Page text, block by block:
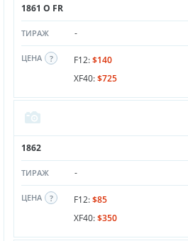
1861 O FR
ТИРАЖ -
ЦЕНА F12:$140
XF40:$725
1862
ТИРАЖ -
ЦЕНА F12:$85
XF40:$350